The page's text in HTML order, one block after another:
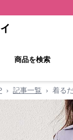
商品を検索
› 記事一覧 › 着る